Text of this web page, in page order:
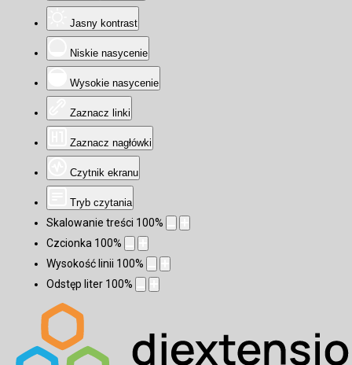
Jasny kontrast
Niskie nasycenie
Wysokie nasycenie
Zaznacz linki
Zaznacz nagłówki
Czytnik ekranu
Tryb czytania
Skalowanie treści 100%
Czcionka 100%
Wysokość linii 100%
Odstęp liter 100%